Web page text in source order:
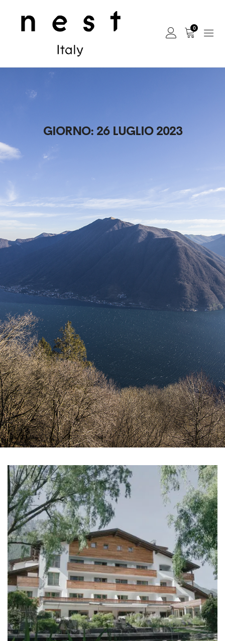
0
GIORNO: 26 LUGLIO 2023